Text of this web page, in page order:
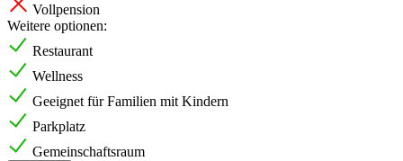
Vollpension
Weitere optionen:
Restaurant
Wellness
Geeignet für Familien mit Kindern
Parkplatz
Gemeinschaftsraum